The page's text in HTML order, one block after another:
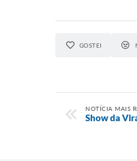
GOSTEI
NOTÍCIA MAIS
Show da